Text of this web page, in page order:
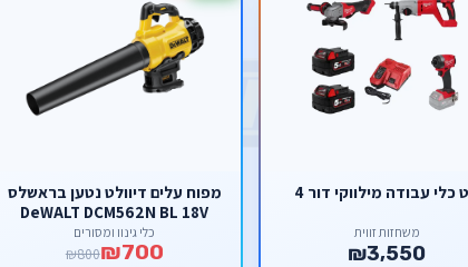
כלי עבודה מילווקי דור 4
משחזות זווית
₪3,550
מפוח עלים דיוולט נטען בראשלס
DeWALT DCM562N BL 18V
DewWalt (גוף בלבד)
כלי גינון ומסורים
₪700
₪800